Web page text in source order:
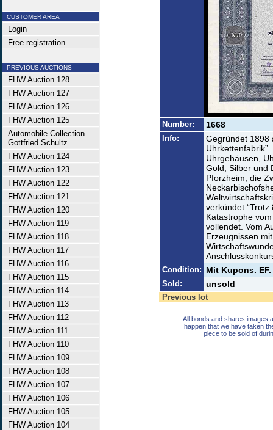
CUSTOMER AREA
Login
Free registration
PREVIOUS AUCTIONS
FHW Auction 128
FHW Auction 127
FHW Auction 126
FHW Auction 125
Automobile Collection
Gottfried Schultz
FHW Auction 124
FHW Auction 123
FHW Auction 122
FHW Auction 121
FHW Auction 120
FHW Auction 119
FHW Auction 118
FHW Auction 117
FHW Auction 116
FHW Auction 115
FHW Auction 114
FHW Auction 113
FHW Auction 112
FHW Auction 111
FHW Auction 110
FHW Auction 109
FHW Auction 108
FHW Auction 107
FHW Auction 106
FHW Auction 105
FHW Auction 104
Number: 1668
Info:
Gegründet 1898
Uhrgehäusen,
Gold, Silber und
Pforzheim; die
verkündet
Katastrophe
vollendet. Vom
Erzeugnissen
Condition: Mit Kupons. EF.
Sold: unsold
Previous lot
All bonds and shares images
happen that we have taken
piece to be sold of